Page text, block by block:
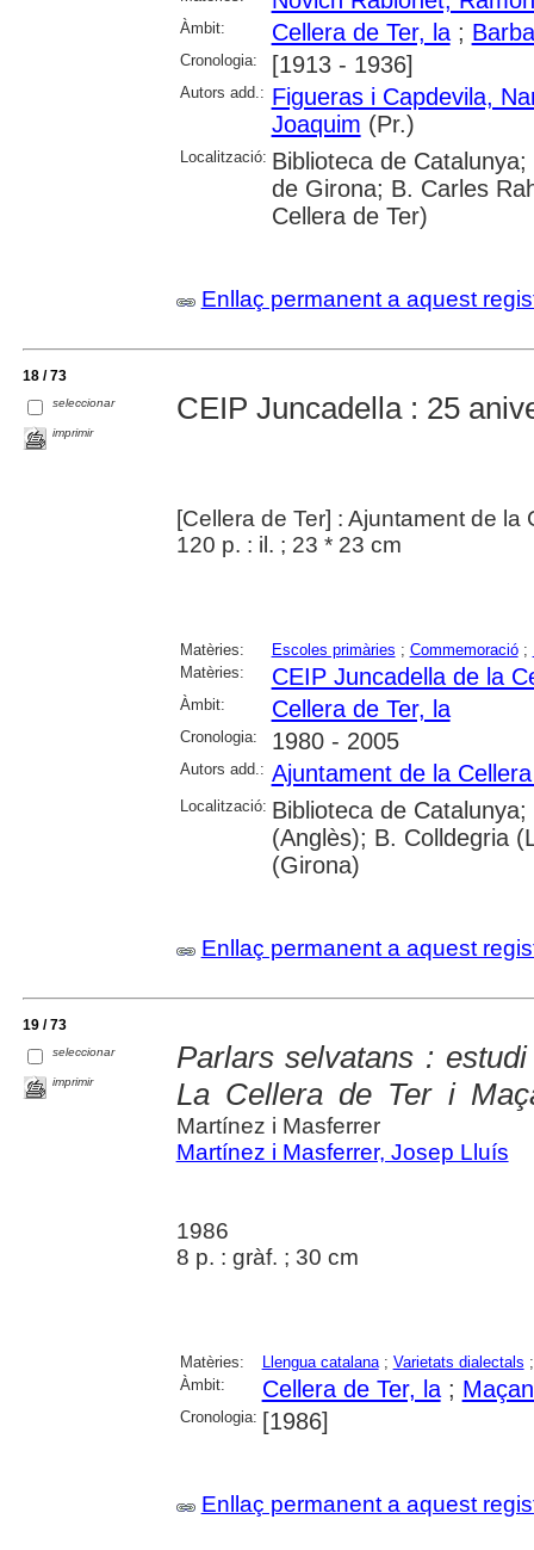
Àmbit: Cellera de Ter, la;
Cronologia: [1913 - 1936]
Autors add.: Figueras i Capdevila,
Joaquim (Pr.)
Localització: Biblioteca de
de Girona; B. Carles
Cellera de Ter)
Enllaç permanent a aquest
18 / 73
seleccionar
imprimir
CEIP Juncadella : 25
[Cellera de Ter] : Ajuntament de la
120 p. : il. ; 23 * 23 cm
Matèries: Escoles primàries ; Commemoració;
Matèries:
CEIP Juncadella de la
Àmbit: Cellera de Ter, la
Cronologia: 1980 - 2005
Autors add.: Ajuntament de la
Localització: Biblioteca de
(Anglès); B. Colldegria
(Girona)
Enllaç permanent a aquest
19 / 73
seleccionar
imprimir
Parlars selvatans :
La Cellera de Ter i
Martínez i Masferrer
Martínez i Masferrer, Josep Lluís
1986
8 p. : gràf. ; 30 cm
Matèries: Llengua catalana; Varietats dialectals
Àmbit:
Cellera de Ter, la;
Cronologia: [1986]
Enllaç permanent a aquest